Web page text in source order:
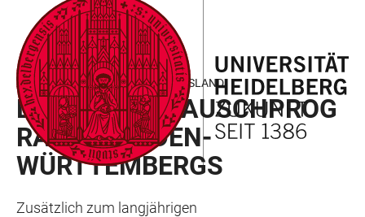
LINKS
ZUR
BARRIEREFREIHEIT
ZUM
HAUPTINHALT
HAUPTNAVIGATION
ÖFFNEN
WEBSEITENSUCHE
ÖFFNEN
ARBEITEN UND FORSCHEN IM AUSLAND
LANDESAUSTAUSCHPROG
RAMME BADEN-
WÜRTTEMBERGS
Zusätzlich zum langjährigen